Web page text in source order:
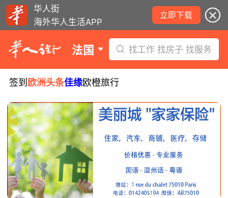
华人街
海外华人生活APP
立即下载
法国 找工作 找房子 找服务
签到 欧洲头条佳缘欧橙旅行